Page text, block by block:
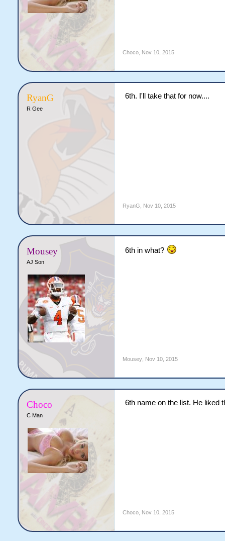
[TD="class: xl66, align:
[/TR]
[TR]
[TD="class: xl66, align:
Choco, Nov 10, 2015
RyanG
R Gee
6th. I'll take that for now....
RyanG Nov 10, 2015
Mousey
AJ Son
6th in what?
Mousey, Nov 10, 2015
Choco
C Man
6th name on the list. He liked
Choco, Nov 10, 2015